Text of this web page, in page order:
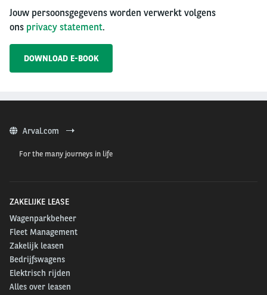
Jouw persoonsgegevens worden verwerkt volgens
ons privacy statement.
Arval.com
For the many journeys in life
ZAKELIJKE LEASE
Wagenparkbeheer
Fleet Management
Zakelijk leasen
Bedrijfswagens
Elektrisch rijden
Alles over leasen